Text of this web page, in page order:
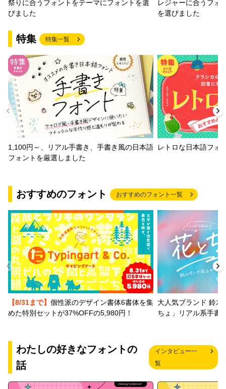
祭りに合うフォントをテーマにフォントを選
びました
レジャーに合うフォ
を選びました
特集 特集一覧
1,100円～、リアル手書き、手書き風の日本語
フォントを厳選しました
レトロな日本語フォ
おすすめのフォント おすすめのフォント一覧
【8/31まで】 個性派のデザイン書体6書体を集
めた特別セットが37%OFFの5,980円！
大人気ブランド 鈴木
ちょ」リアル系手書
わたしの好きなフォントの
話
インタビュー一
覧